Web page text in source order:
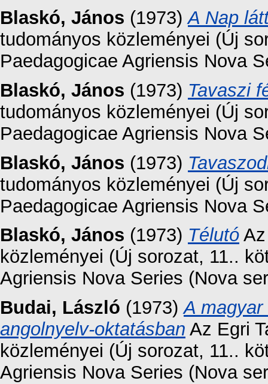
Blaskó, János (1973)A Nap
tudományos közleményei (Új
Paedagogicae Agriensis Nova
Blaskó, János (1973) Tavaszi
tudományos közleményei (Új
Paedagogicae Agriensis Nova
Blaskó, János (1973)
tudományos közleményei (Új
Paedagogicae Agriensis Nova
Blaskó, János (1973) Télutó
közleményei (Új sorozat, 11..
Agriensis Nova Series (Nova
Budai, László (1973)A
angolnyelv-oktatásban Az Egri
közleményei (Új sorozat, 11..
Agriensis Nova Series (Nova